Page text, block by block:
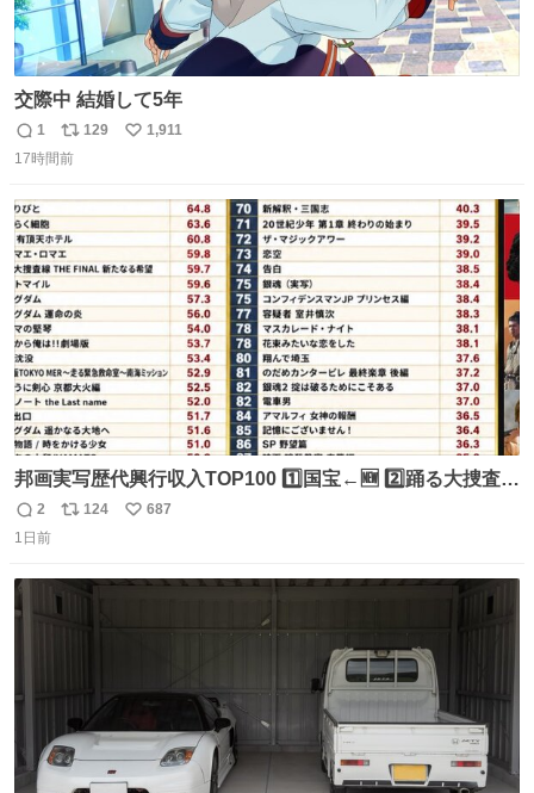
交際中 結婚して5年
返
信
1
リ
ポ
ト
数
129
い
数
1,911
17時間前
邦画実写歴代興行収入TOP100 1️⃣国宝←🆕 2️⃣踊る大捜査線
THE MOVIE2 3️⃣南極物語 4️⃣踊る大捜査線 THE MOVIE 5️⃣
子猫物語 6️⃣劇場版コード・ブルー 7️⃣天と地と 8️⃣永遠の0
どなく、お別れです←🆕 … 60位 キングダム 魂の決戦←🆕
返
信
2
リ
ト
数
124
い
687
1日前